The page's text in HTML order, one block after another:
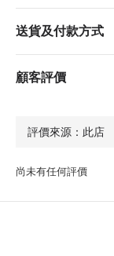
送貨及付款方式
顧客評價
尚未有任何評價